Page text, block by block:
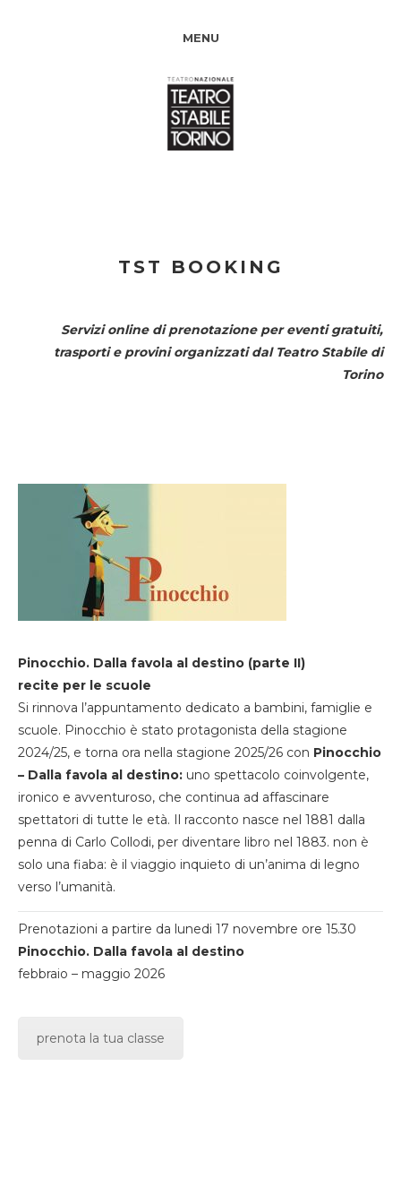
MENU
TST BOOKING
Servizi online di prenotazione per eventi gratuiti,
trasporti e provini organizzati dal Teatro Stabile di
Torino
Pinocchio. Dalla favola al destino (parte II)
recite per le scuole
Si rinnova l’appuntamento dedicato a bambini, famiglie e
scuole. Pinocchio è stato protagonista della stagione
2024/25, e torna ora nella stagione 2025/26 con Pinocchio
– Dalla favola al destino: uno spettacolo coinvolgente,
ironico e avventuroso, che continua ad affascinare
spettatori di tutte le età. Il racconto nasce nel 1881 dalla
penna di Carlo Collodi, per diventare libro nel 1883. non è
solo una fiaba: è il viaggio inquieto di un’anima di legno
verso l’umanità.
Prenotazioni a partire da lunedi 17 novembre ore 15.30
Pinocchio. Dalla favola al destino
febbraio – maggio 2026
prenota la tua classe